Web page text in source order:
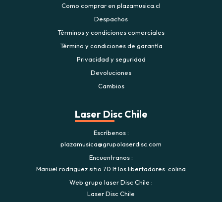
Como comprar en plazamusica.cl
Despachos
Términos y condiciones comerciales
Término y condiciones de garantía
Privacidad y seguridad
Devoluciones
Cambios
Laser Disc Chile
Escríbenos
plazamusica@grupolaserdisc.com
Encuentranos
Manuel rodriguez sitio 70 lt los libertadores. colina
Web grupo laser Disc Chile
Laser Disc Chile